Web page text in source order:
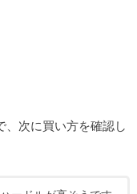
次に買い方を確認し